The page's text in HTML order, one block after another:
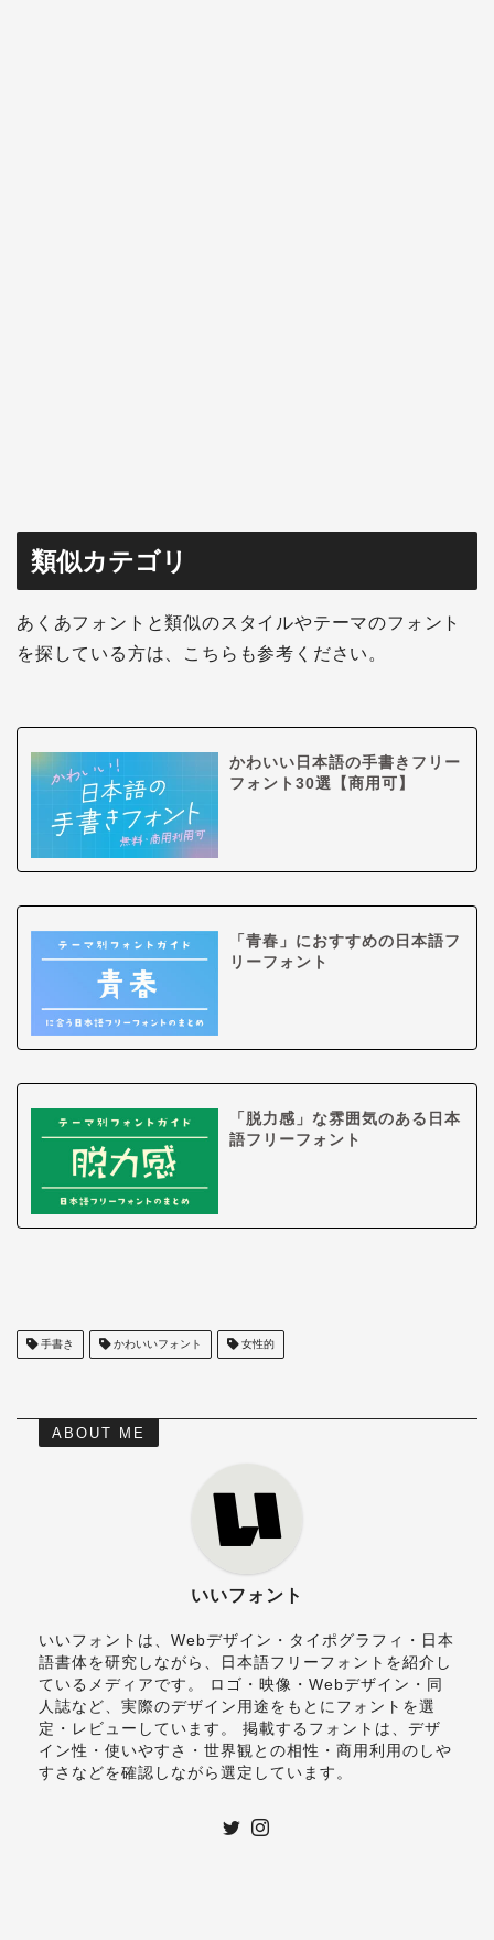
類似カテゴリ
あくあフォントと類似のスタイルやテーマのフォント
を探している方は、こちらも参考ください。
かわいい日本語の手書きフリー
フォント30選【商用可】
「青春」におすすめの日本語フ
リーフォント
「脱力感」な雰囲気のある日本
語フリーフォント
手書き かわいいフォント 女性的
ABOUT ME
いいフォント
いいフォントは、Webデザイン・タイポグラフィ・日本
語書体を研究しながら、日本語フリーフォントを紹介し
ているメディアです。 ロゴ・映像・Webデザイン・同
人誌など、実際のデザイン用途をもとにフォントを選
定・レビューしています。 掲載するフォントは、デザ
イン性・使いやすさ・世界観との相性・商用利用のしや
すさなどを確認しながら選定しています。